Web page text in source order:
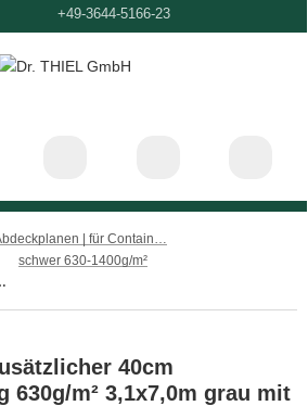
+49-3644-5166-23
Abdeckplanen | für Container, Ladeflächen und Anhänger
schwer 630-1400g/m²
3,1x7,0m grau mit Seil
40cm
630g/m² 3,1x7,0m grau mit